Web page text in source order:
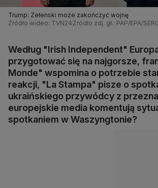
Trump: Zełenski może zakończyć wojnę
Źródło wideo: TVN24 Źródło zdj. gł.: PAP/EPA/
Według "Irish Independent"
przygotować się na najgorsze,
Monde" wspomina o potrzebie
reakcji, "La Stampa" pisze o
ukraińskiego przywódcy z
europejskie media komentują
spotkaniem w Waszyngtonie?